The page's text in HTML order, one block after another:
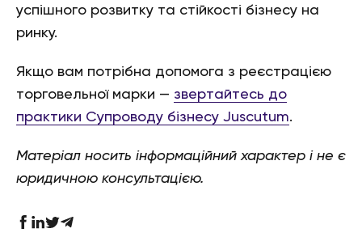
успішного розвитку та стійкості бізнесу на
ринку.
Якщо вам потрібна допомога з реєстрацією
торговельної марки — звертайтесь до
практики Супроводу бізнесу Juscutum.
Матеріал носить інформаційний характер і не є
юридичною консультацією.